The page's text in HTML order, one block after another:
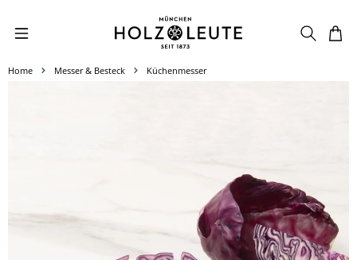
Zum Hauptinhalt springen
Home Messer & Besteck Küchenmesser